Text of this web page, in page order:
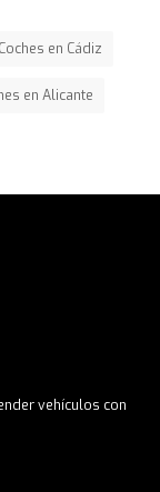
Coches en Cádiz
en Alicante
vehículos con